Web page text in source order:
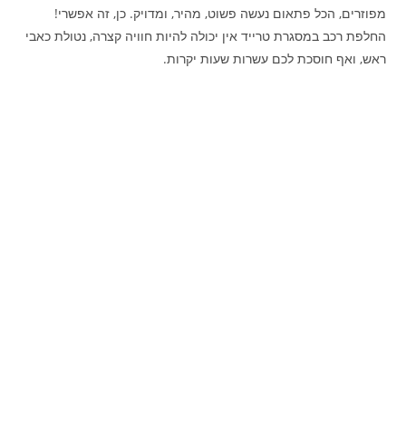
מפוזרים, הכל פתאום נעשה פשוט, מהיר, ומדויק. כן, זה אפשרי!
החלפת רכב במסגרת טרייד אין יכולה להיות חוויה קצרה, נטולת כאבי
ראש, ואף חוסכת לכם עשרות שעות יקרות.